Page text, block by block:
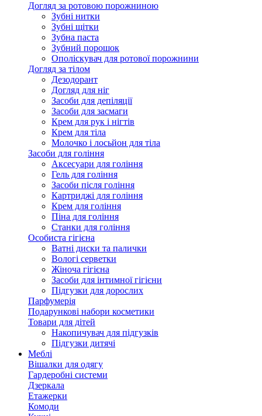
Догляд за ротовою порожниною
Зубні нитки
Зубні щітки
Зубна паста
Зубний порошок
Ополіскувач для ротової порожнини
Догляд за тілом
Дезодорант
Догляд для ніг
Засоби для депіляції
Засоби для засмаги
Крем для рук і нігтів
Крем для тіла
Молочко і лосьйон для тіла
Засоби для гоління
Аксесуари для гоління
Гель для гоління
Засоби після гоління
Картриджі для гоління
Крем для гоління
Піна для гоління
Станки для гоління
Особиста гігієна
Ватні диски та палички
Вологі серветки
Жіноча гігієна
Засоби для інтимної гігієни
Підгузки для дорослих
Парфумерія
Подарункові набори косметики
Товари для дітей
Накопичувач для підгузків
Підгузки дитячі
Меблі
Вішалки для одягу
Гардеробні системи
Дзеркала
Етажерки
Комоди